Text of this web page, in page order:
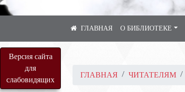
Версия сайта
для
слабовидящих
О БИБЛИОТЕКЕ
ГЛАВНАЯ ЧИТАТЕЛЯМ